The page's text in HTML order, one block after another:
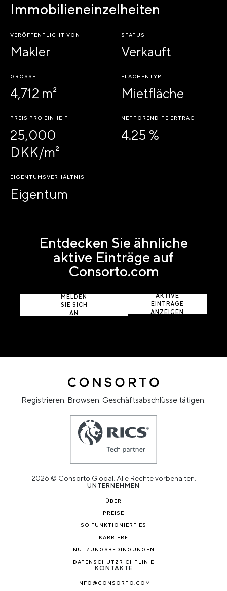
Immobilieneinzelheiten
VERÖFFENTLICHT VON
Makler
STATUS
Verkauft
GRÖSSE
4,712 m²
FLÄCHENTYP
Mietfläche
PREIS PRO EINHEIT
25,000
DKK/m²
NETTORENDITE ERTRAG
4.25 %
EIGENTUMSVERHÄLTNIS
Eigentum
Entdecken Sie ähnliche
aktive Einträge auf
Consorto.com
MELDEN
SIE SICH
AN
AKTIVE
EINTRÄGE
ANZEIGEN
Registrieren. Browsen. Geschäftsabschlüsse tätigen.
2026 © Consorto Global. Alle Rechte vorbehalten.
UNTERNEHMEN
ÜBER
PREISE
SO FUNKTIONIERT ES
KARRIERE
NUTZUNGSBEDINGUNGEN
DATENSCHUTZRICHTLINIE
KONTAKTE
INFO@CONSORTO.COM